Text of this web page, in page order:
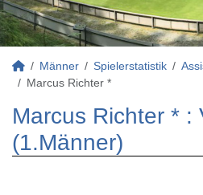
Männer Spielerstatistik
Marcus Richter *
Marcus Richter * :
(1.Männer)